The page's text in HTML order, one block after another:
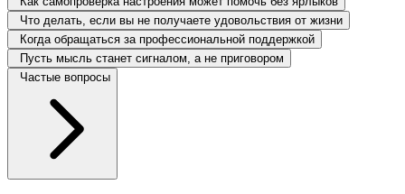
Что делать, если вы не получаете удовольствия от жизни
Когда обращаться за профессиональной поддержкой
Пусть мысль станет сигналом, а не приговором
Частые вопросы